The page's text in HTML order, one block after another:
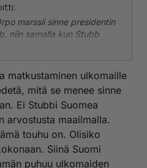
marssii sinne presidentin
niin samalla kun Stubb
voisi luopua myös
Esityksiä koskevien
että Perustuslakia
varsinkin mitä tulee
Perustuslain ykkös
eli muulla
ensisijaisiksi tuiksi jotain
ovat artikla numero 1.
matkustaminen ulkomaille
mitä se menee sinne
Ei Stubbi Suomea
arvostusta maailmalla.
touhu on. Olisiko
Siinä Suomi
puhuu ulkomaiden